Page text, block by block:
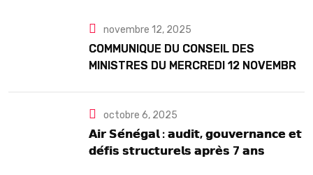
novembre 12, 2025
COMMUNIQUE DU CONSEIL DES
MINISTRES DU MERCREDI 12 NOVEMBRE
octobre 6, 2025
𝗔𝗶𝗿 𝗦𝗲́𝗻𝗲́𝗴𝗮𝗹 : 𝗮𝘂𝗱𝗶𝘁, 𝗴𝗼𝘂𝘃𝗲𝗿𝗻𝗮𝗻𝗰𝗲 𝗲𝘁
𝗱𝗲́𝗳𝗶𝘀 𝘀𝘁𝗿𝘂𝗰𝘁𝘂𝗿𝗲𝗹𝘀 𝗮𝗽𝗿𝗲̀𝘀 7 𝗮𝗻𝘀